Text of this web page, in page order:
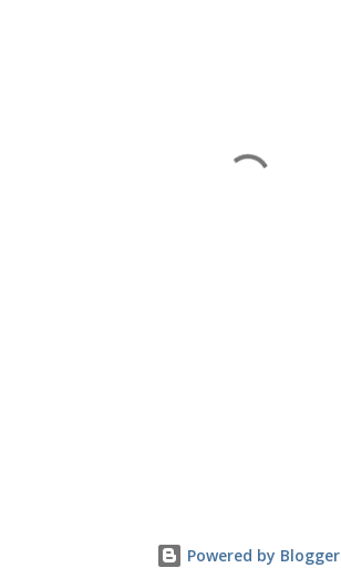
Powered by Blogger